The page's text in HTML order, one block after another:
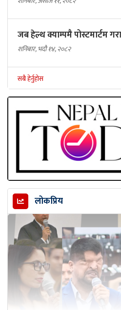
जब हेल्थ क्याम्पमै पोस्टमार्टम
शनिबार, भदौ १४, २०८२
सबै हेर्नुहोस
लोकप्रिय